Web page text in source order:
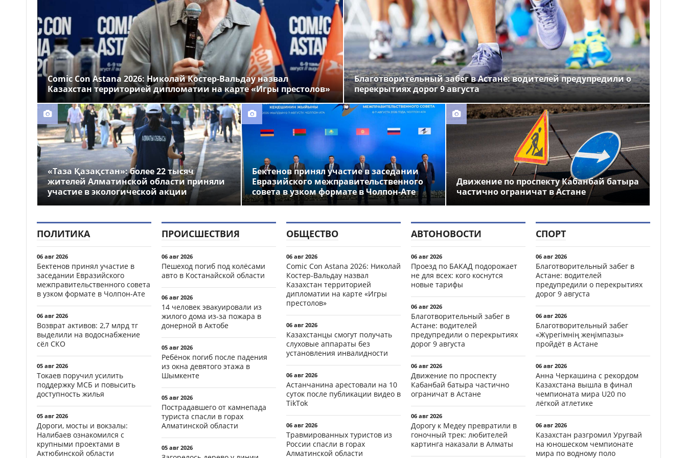
14:00
Более 1 млн тг: кому в
Казахстане предлагали
самые высокие зарплаты
12:55
Стало известно, на
какие специальности
выделили больше всего
грантов в Казахстане
Comic Con Astana 2026: Николай Костер-Вальдау назвал
Казахстан территорией дипломатии на карте «Игры престолов»
Благотворительный забег в Астане: водителей предупредили о
перекрытиях дорог 9 августа
«Таза Қазақстан»: более 22 тысяч
жителей Алматинской области приняли
участие в экологической акции
Бектенов принял участие в заседании
Евразийского межправительственного
совета в узком формате в Чолпон-Ате
Движение по проспекту Кабанбай батыра
частично ограничат в Астане
ПОЛИТИКА
06 авг 2026
Бектенов принял участие в
заседании Евразийского
межправительственного совета
в узком формате в Чолпон-Ате
06 авг 2026
Возврат активов: 2,7 млрд тг
выделили на водоснабжение
сёл СКО
05 авг 2026
Токаев поручил усилить
поддержку МСБ и повысить
доступность жилья
05 авг 2026
Дороги, мосты и вокзалы:
Налибаев ознакомился с
крупными проектами в
Актюбинской области
ПРОИСШЕСТВИЯ
06 авг 2026
Пешеход погиб под колёсами
авто в Костанайской области
06 авг 2026
14 человек эвакуировали из
жилого дома из-за пожара в
донерной в Актобе
05 авг 2026
Ребёнок погиб после падения
из окна девятого этажа в
Шымкенте
05 авг 2026
Пострадавшего от камнепада
туриста спасли в горах
Алматинской области
05 авг 2026
ОБЩЕСТВО
06 авг 2026
Comic Con Astana 2026: Николай
Костер-Вальдау назвал
Казахстан территорией
дипломатии на карте «Игры
престолов»
06 авг 2026
Казахстанцы смогут получать
слуховые аппараты без
установления инвалидности
06 авг 2026
Астанчанина арестовали на 10
суток после публикации видео в
TikTok
06 авг 2026
Травмированных туристов из
России спасли в горах
Алматинской области
АВТОНОВОСТИ
06 авг 2026
Проезд по БАКАД подорожает
не для всех: кого коснутся
новые тарифы
06 авг 2026
Благотворительный забег в
Астане: водителей
предупредили о перекрытиях
дорог 9 августа
06 авг 2026
Движение по проспекту
Кабанбай батыра частично
ограничат в Астане
06 авг 2026
Дорогу к Медеу превратили в
гоночный трек: любителей
картинга наказали в Алматы
СПОРТ
06 авг 2026
Благотворительный забег в
Астане: водителей
предупредили о перекрытиях
дорог 9 августа
06 авг 2026
Благотворительный забег
«Жүрегімнің жеңімпазы»
пройдёт в Астане
06 авг 2026
Анна Черкашина с рекордом
Казахстана вышла в финал
чемпионата мира U20 по
лёгкой атлетике
06 авг 2026
Казахстан разгромил Уругвай
на юношеском чемпионате
мира по водному поло